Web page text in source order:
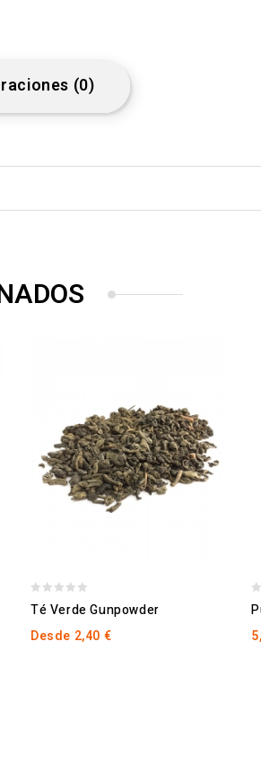
(0)
of
Té Verde Gunpowder
Desde 2,40 €
of